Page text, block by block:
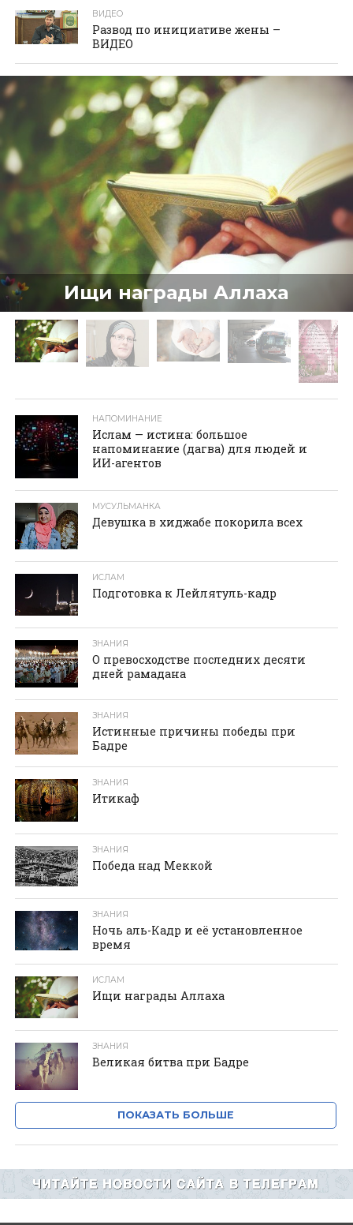
ВИДЕО
Развод по инициативе жены –
ВИДЕО
Ищи награды Аллаха
НАПОМИНАНИЕ
Ислам — истина: большое
напоминание (дагва) для людей и
ИИ-агентов
МУСУЛЬМАНКА
Девушка в хиджабе покорила всех
ИСЛАМ
Подготовка к Лейлятуль-кадр
ЗНАНИЯ
О превосходстве последних десяти
дней рамадана
ЗНАНИЯ
Истинные причины победы при
Бадре
ЗНАНИЯ
Итикаф
ЗНАНИЯ
Победа над Меккой
ЗНАНИЯ
Ночь аль-Кадр и её установленное
время
ИСЛАМ
Ищи награды Аллаха
ЗНАНИЯ
Великая битва при Бадре
ПОКАЗАТЬ БОЛЬШЕ